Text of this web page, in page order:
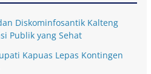
Diskominfosantik Kalteng
Publik yang Sehat
Kapuas Lepas Kontingen